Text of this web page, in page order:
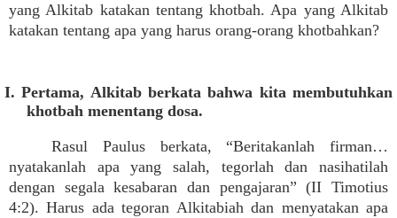
yang Alkitab katakan tentang khotbah. Apa yang Alkitab
katakan tentang apa yang harus orang-orang khotbahkan?
I. Pertama, Alkitab berkata bahwa kita membutuhkan
khotbah menentang dosa.
Rasul Paulus berkata, “Beritakanlah firman…
nyatakanlah apa yang salah, tegorlah dan nasihatilah
dengan segala kesabaran dan pengajaran” (II Timotius
4:2). Harus ada tegoran Alkitabiah dan menyatakan apa